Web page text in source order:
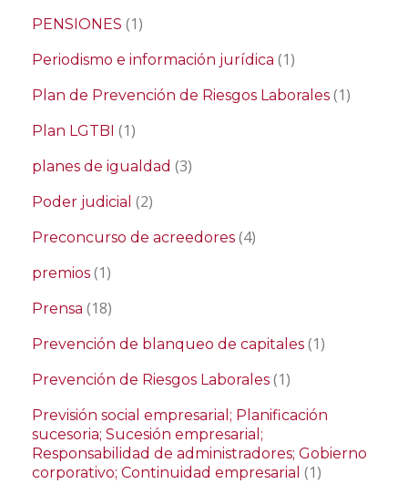
PENSIONES (1)
Periodismo e información jurídica (1)
Plan de Prevención de Riesgos Laborales (1)
Plan LGTBI (1)
planes de igualdad (3)
Poder judicial (2)
Preconcurso de acreedores (4)
premios (1)
Prensa (18)
Prevención de blanqueo de capitales (1)
Prevención de Riesgos Laborales (1)
Previsión social empresarial; Planificación
sucesoria; Sucesión empresarial;
Responsabilidad de administradores; Gobierno
corporativo; Continuidad empresarial (1)